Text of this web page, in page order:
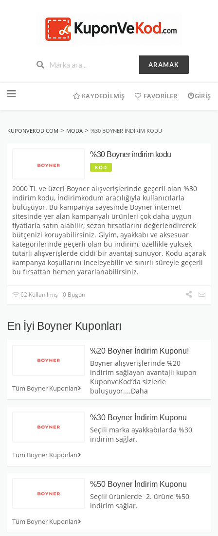
ARAMAK
geç
KAYDEDILMIŞ FAVORILER GIRIŞ
KUPONVEKOD.COM > MODA > %30 BOYNER INDIRIM KODU
%30 Boyner indirim kodu
KOD
2000 TL ve üzeri Boyner alışverişlerinde geçerli olan %30
indirim kodu, İndirimkodum aracılığıyla kullanıcılarla
buluşuyor. Bu kampanya sayesinde Boyner internet
sitesinde yer alan kampanyalı ürünleri çok daha uygun
fiyatlarla satın alabilir, sezon fırsatlarını değerlendirerek
bütçenizi koruyabilirsiniz. Giyim, ayakkabı ve aksesuar
kategorilerinde geçerli olan bu indirim, özellikle yüksek
tutarlı alışverişlerde ciddi bir avantaj sunuyor. Kodu açarak
kampanya koşullarını inceleyebilir ve sınırlı süreyle geçerli
bu fırsattan hemen yararlanabilirsiniz.
62 Kullanılmış - 0 Bugün
En İyi Boyner Kuponları
Tüm Boyner Kuponları
%20 Boyner İndirim Kuponu!
Boyner alışverişlerinde %20
indirim sağlayan avantajlı kupon
KuponveKod’da sizlerle
buluşuyor....Daha
Tüm Boyner Kuponları
%30 Boyner İndirim Kuponu
Seçili marka ayakkabılarda %30
indirim sağlar.
Tüm Boyner Kuponları
%50 Boyner İndirim Kuponu
Seçili ürünlerde 2. ürüne %50
indirim sağlar.